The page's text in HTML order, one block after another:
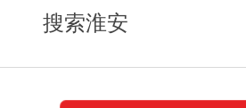
搜索淮安